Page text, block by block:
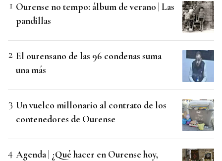
Ourense no tempo: álbum de verano | Las
pandillas
El ourensano de las 96 condenas suma
una más
Un vuelco millonario al contrato de los
contenedores de Ourense
Agenda | ¿Qué hacer en Ourense hoy,